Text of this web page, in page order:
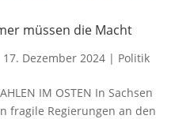
müssen die Macht
17. Dezember 2024| Politik
IM OSTEN In Sachsen
fragile Regierungen an den